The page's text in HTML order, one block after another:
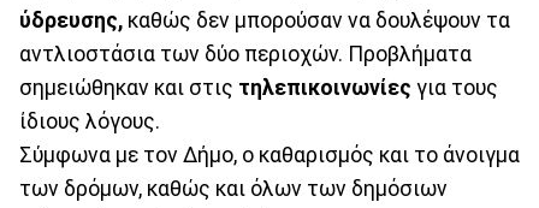
ύδρευσης, καθώς δεν μπορούσαν να δουλέψουν τα
αντλιοστάσια των δύο περιοχών. Προβλήματα
σημειώθηκαν και στις τηλεπικοινωνίες για τους
ίδιους λόγους.
Σύμφωνα με τον Δήμο, ο καθαρισμός και το άνοιγμα
των δρόμων, καθώς και όλων των δημόσιων